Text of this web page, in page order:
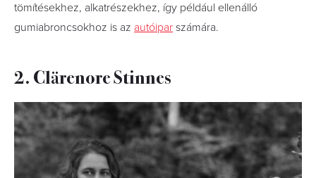
tömítésekhez, alkatrészekhez, így például ellenálló
gumiabroncsokhoz is az autóipar számára.
2. Clärenore Stinnes